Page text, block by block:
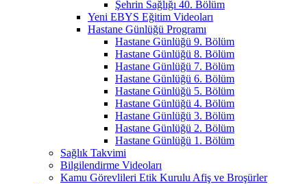
Şehrin Sağlığı 40. Bölüm
Yeni EBYS Eğitim Videoları
Hastane Günlüğü Programı
Hastane Günlüğü 9. Bölüm
Hastane Günlüğü 8. Bölüm
Hastane Günlüğü 7. Bölüm
Hastane Günlüğü 6. Bölüm
Hastane Günlüğü 5. Bölüm
Hastane Günlüğü 4. Bölüm
Hastane Günlüğü 3. Bölüm
Hastane Günlüğü 2. Bölüm
Hastane Günlüğü 1. Bölüm
Sağlık Takvimi
Bilgilendirme Videoları
Kamu Görevlileri Etik Kurulu Afiş ve Broşürler